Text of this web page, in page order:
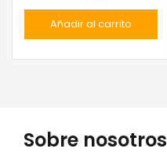
Añadir al carrito
Sobre nosotros